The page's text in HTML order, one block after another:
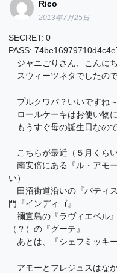
Rico
2013年7月25日
SECRET: 0
PASS:
ジャニごりさん、こんにち
スウィーツネタでしたの
プルクワパ？いいですね～
ロールケーキはお使い物
もうすぐ母の誕生日なの
こちらが最近（５月くら
南安倍にある『ル・アモ
い）
田沼街道沿いの『パティ
門『インディゴ』
禰宜島の『ラヴィエベル
（？）の『グーテ』
あとは、『シェフミッキ
アモーとフレジュスはな